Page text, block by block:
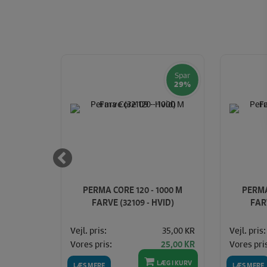
Spar
29%
PERMA CORE 120 - 1000 M
FARVE (32109 - HVID)
LÆS MERE
Vejl. pris:
35,00 KR
Vores pris:
25,00 KR
LÆG I KURV LÆS MERE
Vejl. pris:
Vores